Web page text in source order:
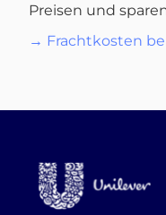
Preisen und
→ Frachtkosten